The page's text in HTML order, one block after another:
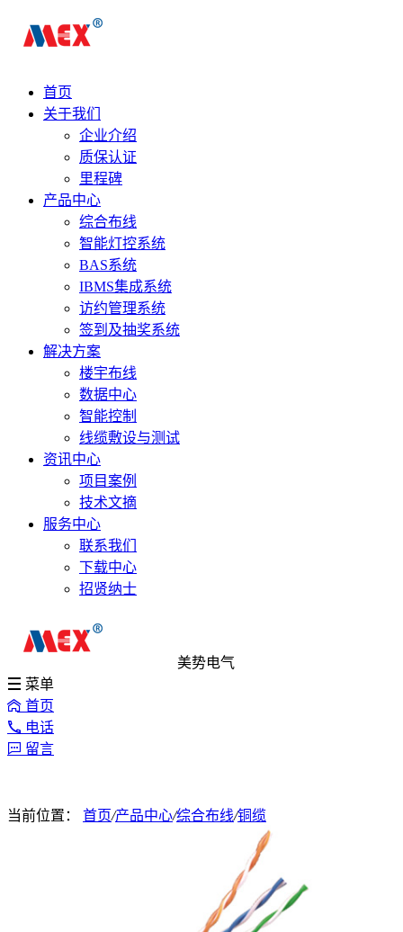
首页
关于我们
企业介绍
质保认证
里程碑
产品中心
综合布线
智能灯控系统
BAS系统
IBMS集成系统
访约管理系统
签到及抽奖系统
解决方案
楼宇布线
数据中心
智能控制
线缆敷设与测试
资讯中心
项目案例
技术文摘
服务中心
联系我们
下载中心
招贤纳士
美势电气
菜单
首页
电话
留言
当前位置： 首页/产品中心/综合布线/铜缆